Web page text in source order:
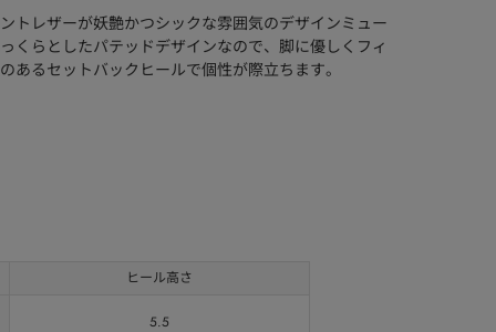
トレザーが妖艶かつシックな雰囲気のデザインミュー
くらとしたパテッドデザインなので、脚に優しくフィ
あるセットバックヒールで個性が際立ちます。
ヒール高さ
5.5